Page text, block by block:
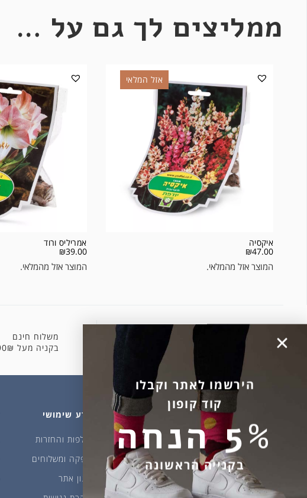
ממליצים לך גם על …
אזל המלאי
איקסיה
₪47.00
המוצר אזל מהמלאי.
אמריליס ורוד
₪39.00
המוצר אזל מהמלאי.
קניה מאובטחת
משלוח חינם
בקניה מעל 490₪
גרביים
שמן זית ודבש
עלינו
דברו איתנו
אודות
איפה קונים?
מידע שימושי
החלפות והחזרות
אספקה ומשלוחים
תקנון אתר
5% הנחה
בקנייה הראשונה